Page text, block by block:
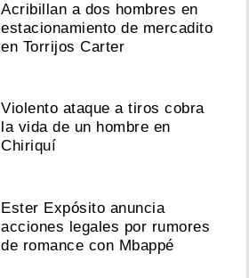
Acribillan a dos hombres en
estacionamiento de mercadito
en Torrijos Carter
Violento ataque a tiros cobra
la vida de un hombre en
Chiriquí
Ester Expósito anuncia
acciones legales por rumores
de romance con Mbappé